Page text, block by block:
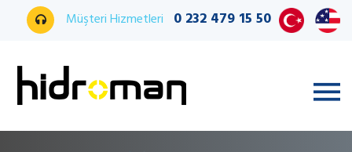
Müşteri Hizmetleri 0 232 479 15 50